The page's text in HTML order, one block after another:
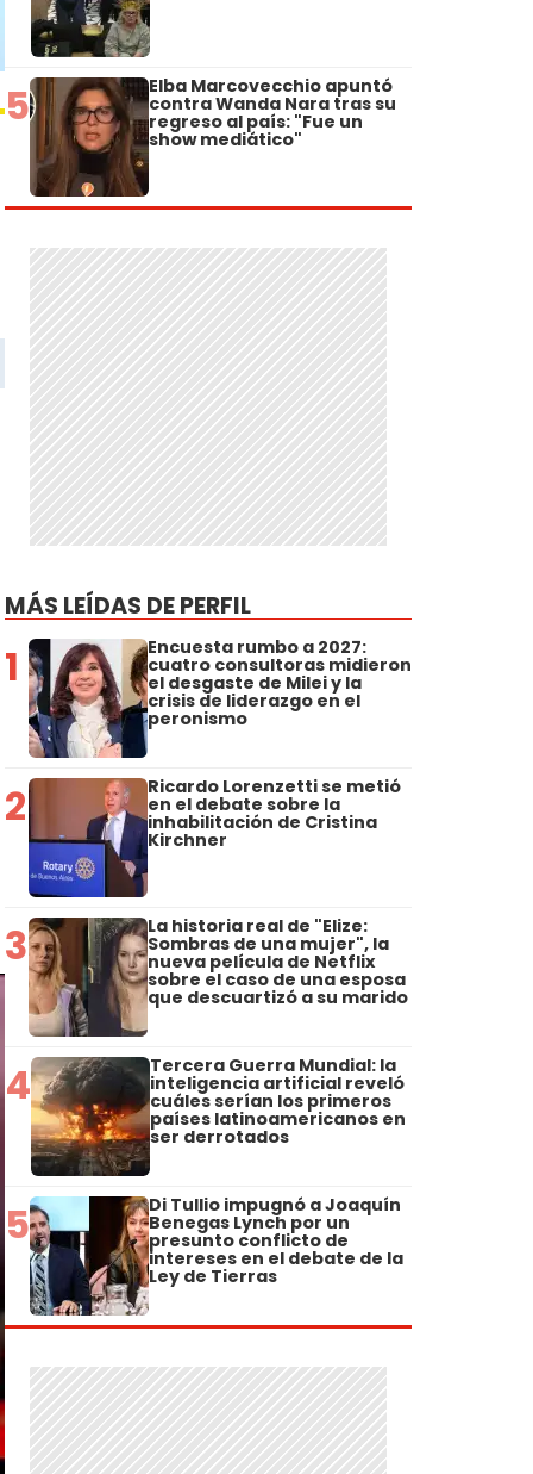
5 Elba Marcovecchio apuntó
contra Wanda Nara tras su
regreso al país: "Fue un
show mediático"
MÁS LEÍDAS DE PERFIL
1 Encuesta rumbo a 2027:
cuatro consultoras midieron
el desgaste de Milei y la
crisis de liderazgo en el
peronismo
2 Ricardo Lorenzetti se metió
en el debate sobre la
inhabilitación de Cristina
Kirchner
3 La historia real de "Elize:
Sombras de una mujer", la
nueva película de Netflix
sobre el caso de una esposa
que descuartizó a su marido
4 Tercera Guerra Mundial: la
inteligencia artificial reveló
cuáles serían los primeros
países latinoamericanos en
ser derrotados
5 Di Tullio impugnó a Joaquín
Benegas Lynch por un
presunto conflicto de
intereses en el debate de la
Ley de Tierras